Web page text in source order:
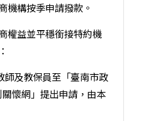
機構按季申請撥款。
權益並平穩銜接特約機
師及教保員至「臺南市政
懷網」提出申請，由本